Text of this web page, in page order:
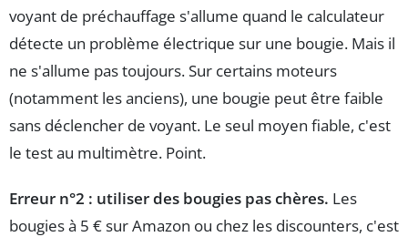
voyant de préchauffage s'allume quand le calculateur
détecte un problème électrique sur une bougie. Mais il
ne s'allume pas toujours. Sur certains moteurs
(notamment les anciens), une bougie peut être faible
sans déclencher de voyant. Le seul moyen fiable, c'est
le test au multimètre. Point.
Erreur n°2 : utiliser des bougies pas chères. Les
bougies à 5 € sur Amazon ou chez les discounters, c'est